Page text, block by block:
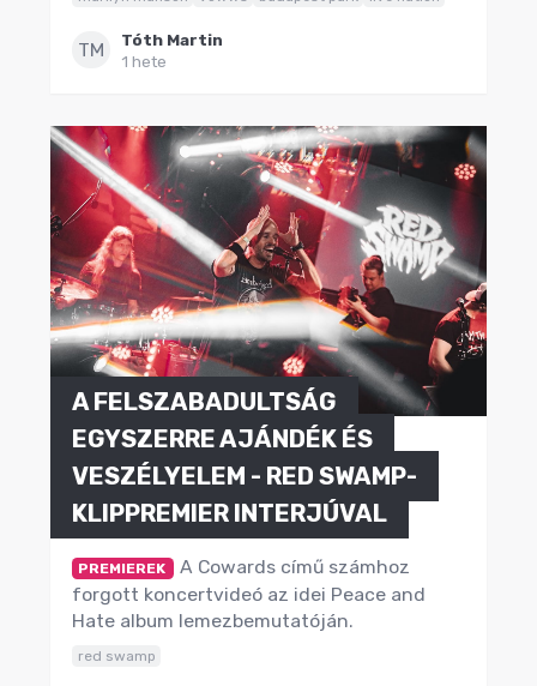
TM
Tóth Martin
1 hete
A FELSZABADULTSÁG
EGYSZERRE AJÁNDÉK ÉS
VESZÉLYELEM - RED SWAMP-
KLIPPREMIER INTERJÚVAL
PREMIEREK
A Cowards című számhoz
forgott koncertvideó az idei Peace and
Hate album lemezbemutatóján.
red swamp